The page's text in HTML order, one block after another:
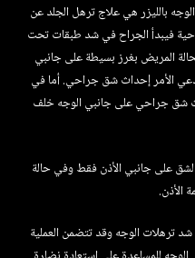
بالليزر هي علاج ترهل الجلد عن
فيبدأ الجراح في شد طبقات تحت
المريض بغرز بسيطة على جانبي
الأمر إحداث شق جراحي. أما في
شق جراحي على جانبي الوجه خلف
على جانبي الأذن فقط وفي حالة
الأذن.
ترهلات الوجه وقد تتضمن العملية